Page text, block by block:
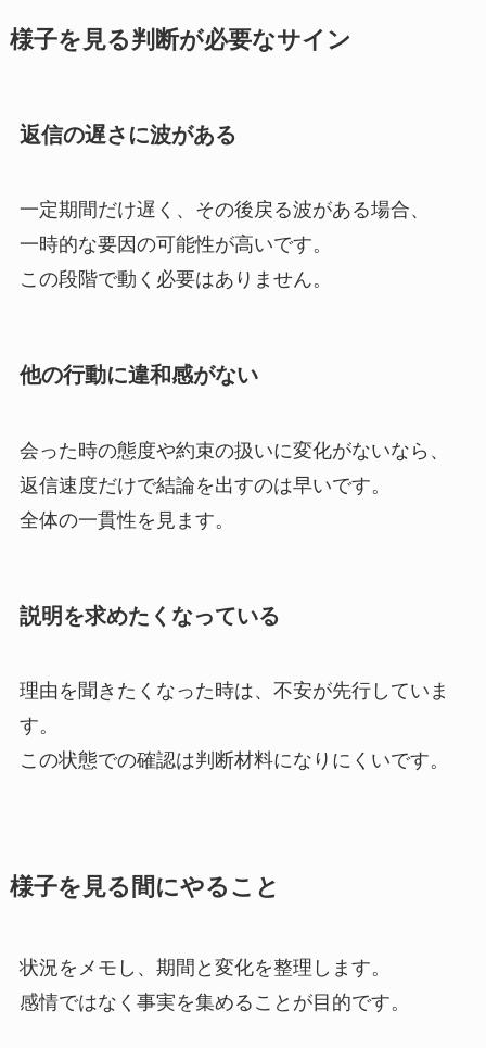
様子を見る判断が必要なサイン
返信の遅さに波がある
一定期間だけ遅く、その後戻る波がある場合、
一時的な要因の可能性が高いです。
この段階で動く必要はありません。
他の行動に違和感がない
会った時の態度や約束の扱いに変化がないなら、
返信速度だけで結論を出すのは早いです。
全体の一貫性を見ます。
説明を求めたくなっている
理由を聞きたくなった時は、不安が先行していま
す。
この状態での確認は判断材料になりにくいです。
様子を見る間にやること
状況をメモし、期間と変化を整理します。
感情ではなく事実を集めることが目的です。